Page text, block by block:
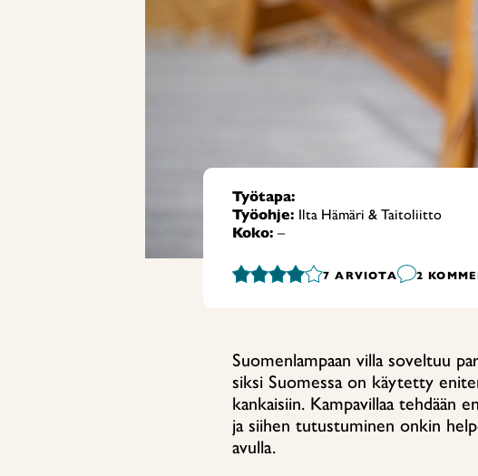
Työtapa:
Työohje: Ilta Hämäri & Taitoliitto
Koko: –
7 ARVIOTA 2
Suomenlampaan villa soveltuu
siksi Suomessa on käytetty
kankaisiin. Kampavillaa tehdään
ja siihen tutustuminen onkin
avulla.